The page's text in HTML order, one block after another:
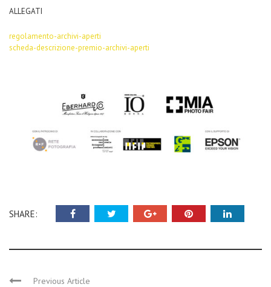
ALLEGATI
regolamento-archivi-aperti
scheda-descrizione-premio-archivi-aperti
SHARE:
Previous Article